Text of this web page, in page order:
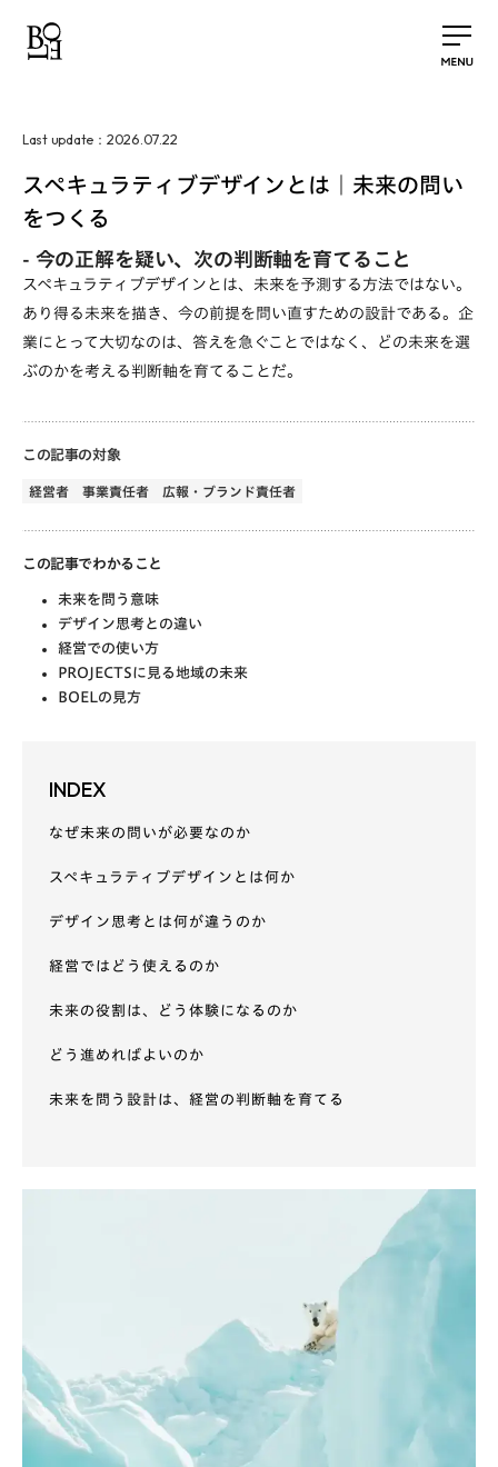
Last update： 2026.07.22
スペキュラティブデザインとは｜未来の問い
をつくる
- 今の正解を疑い、次の判断軸を育てること
スペキュラティブデザインとは、未来を予測する方法ではない。
あり得る未来を描き、今の前提を問い直すための設計である。企
業にとって大切なのは、答えを急ぐことではなく、どの未来を選
ぶのかを考える判断軸を育てることだ。
この記事の対象
経営者 事業責任者 広報・ブランド責任者
この記事でわかること
未来を問う意味
デザイン思考との違い
経営での使い方
PROJECTSに見る地域の未来
BOELの見方
INDEX
なぜ未来の問いが必要なのか
スペキュラティブデザインとは何か
デザイン思考とは何が違うのか
経営ではどう使えるのか
未来の役割は、どう体験になるのか
どう進めればよいのか
未来を問う設計は、経営の判断軸を育てる